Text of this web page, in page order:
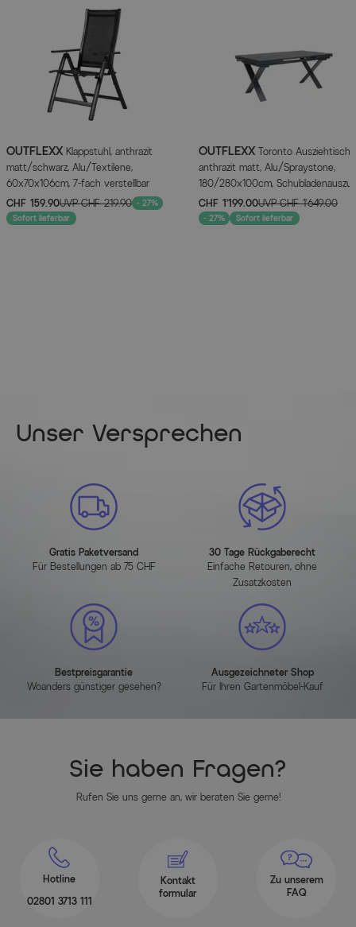
MEHR INFOS HIER
OUTFLEXX Klappstuhl, anthrazit
matt/schwarz, Alu/Textilene,
60x70x106cm, 7-fach verstellbar
CHF 159.90UVPCHF 219.90 - 27%
Sofort lieferbar
OUTFLEXX Toronto Ausziehtisch,
anthrazit matt, Alu/Spraystone,
180/280x100cm,
CHF 1’199.00UVPCHF 1’649.00
- 27% Sofort lieferbar
Unser Versprechen
Gratis Paketversand
Für Bestellungen ab 75 CHF
30 Tage Rückgaberecht
Einfache Retouren, ohne
Zusatzkosten
Bestpreisgarantie
Woanders günstiger gesehen?
Ausgezeichneter Shop
Für Ihren Gartenmöbel-Kauf
Sie haben Fragen?
Rufen Sie uns gerne an, wir beraten Sie gerne!
Hotline
02801 3713 111
Kontakt
formular
Zu unserem
FAQ